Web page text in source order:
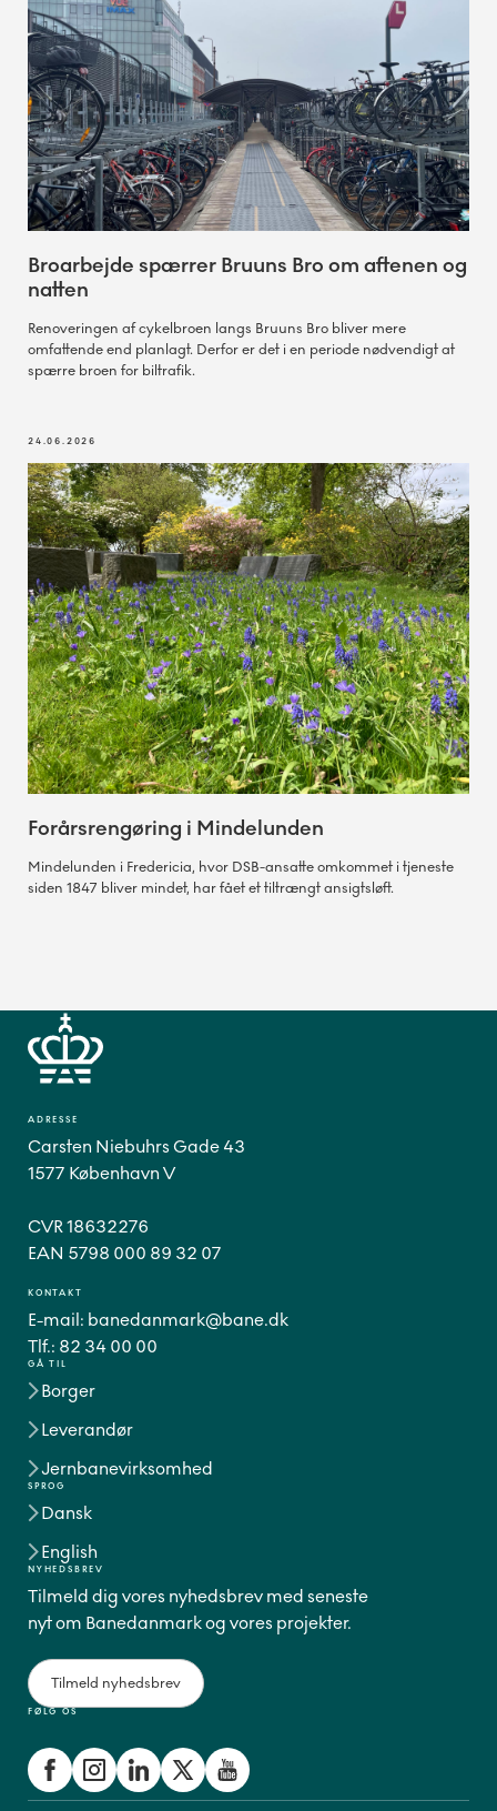
Broarbejde spærrer Bruuns Bro om aftenen og
natten
Renoveringen af cykelbroen langs Bruuns Bro bliver mere
omfattende end planlagt. Derfor er det i en periode nødvendigt at
spærre broen for biltrafik.
24.06.2026
Forårsrengøring i Mindelunden
Mindelunden i Fredericia, hvor DSB-ansatte omkommet i tjeneste
siden 1847 bliver mindet, har fået et tiltrængt ansigtsløft.
GÅ TIL
Borger
Leverandør
Jernbanevirksomhed
SPROG
Dansk
English
FØLG OS
ADRESSE
Carsten Niebuhrs Gade 43
1577 København V
CVR 18632276
EAN 5798 000 89 32 07
KONTAKT
E-mail: banedanmark@bane.dk
Tlf.: 82 34 00 00
NYHEDSBREV
Tilmeld dig vores nyhedsbrev med seneste
nyt om Banedanmark og vores projekter.
Tilmeld nyhedsbrev